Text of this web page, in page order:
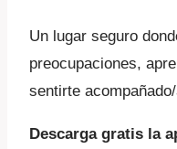
Un lugar seguro
preocupaciones,
sentirte
Descarga gratis la